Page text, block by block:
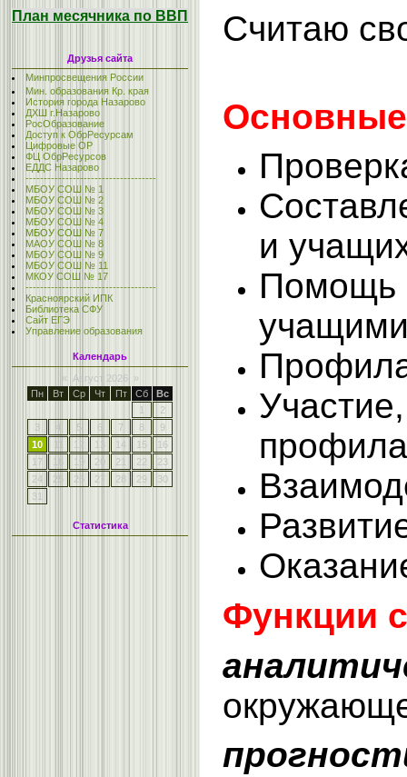
План месячника по ВВП
Друзья сайта
Минпросвещения России
Мин. образования Кр. края
История города Назарово
ДХШ г.Назарово
РосОбразование
Доступ к ОбрРесурсам
Цифровые ОР
ФЦ ОбрРесурсов
ЕДДС Назарово
------------------------------------
МБОУ СОШ № 1
МБОУ СОШ № 2
МБОУ СОШ № 3
МБОУ СОШ № 4
МБОУ СОШ № 7
МАОУ СОШ № 8
МБОУ СОШ № 9
МБОУ СОШ № 11
МКОУ СОШ № 17
------------------------------------
Красноярский ИПК
Библиотека СФУ
Сайт ЕГЭ
Управление образования
Календарь
«
Август 2026
»
Пн
Вт Ср Чт Пт Сб
Вс
1
2
3
4 5 6 7 8
9
10
11 12 13 14 15
16
17
18 19 20 21 22
23
24
25 26 27 28 29
30
31
Статистика
Считаю
Основные
и
Помощь
Функции